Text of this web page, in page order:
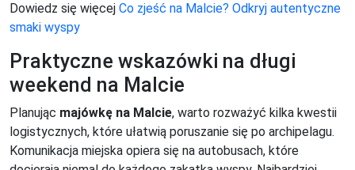
Dowiedz się więcej Co zjeść na Malcie? Odkryj autentyczne
smaki wyspy
Praktyczne wskazówki na długi
weekend na Malcie
Planując majówkę na Malcie, warto rozważyć kilka kwestii
logistycznych, które ułatwią poruszanie się po archipelagu.
Komunikacja miejska opiera się na autobusach, które